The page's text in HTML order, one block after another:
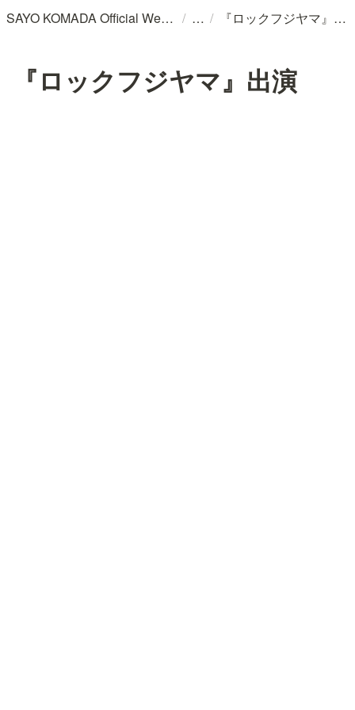
SAYO KOMADA Official WebSite / / 『ロックフジヤマ』出演
『ロックフジヤマ』出演